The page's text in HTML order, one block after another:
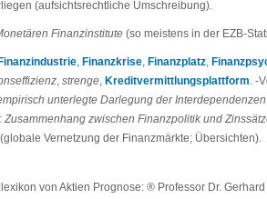
(aufsichtsrechtliche Umschreibung).
Finanzinstitute (so meistens in der EZB-
Finanzindustrie, Finanzkrise, Finanzplatz,
, strenge, Kreditvermittlungsplattform. -
unterlegte Darlegung der
Zusammenhang zwischen Finanzpolitik und
(globale Vernetzung der Finanzmärkte; Übersichten).
von Aktien Prognose: ® Professor Dr.